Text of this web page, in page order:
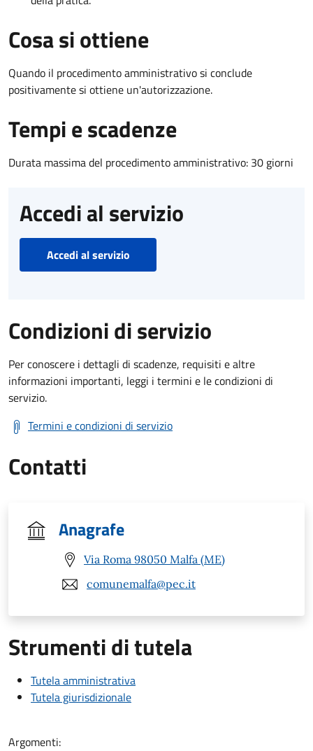
Cosa si ottiene
Quando il procedimento amministrativo si conclude
positivamente si ottiene un'autorizzazione.
Tempi e scadenze
Durata massima del procedimento amministrativo: 30 giorni
Accedi al servizio
Accedi al servizio
Condizioni di servizio
Per conoscere i dettagli di scadenze, requisiti e altre
informazioni importanti, leggi i termini e le condizioni di
servizio.
Termini e condizioni di servizio
Contatti
Anagrafe
Via Roma 98050 Malfa (ME)
comunemalfa@pec.it
Strumenti di tutela
Tutela amministrativa
Tutela giurisdizionale
Argomenti: